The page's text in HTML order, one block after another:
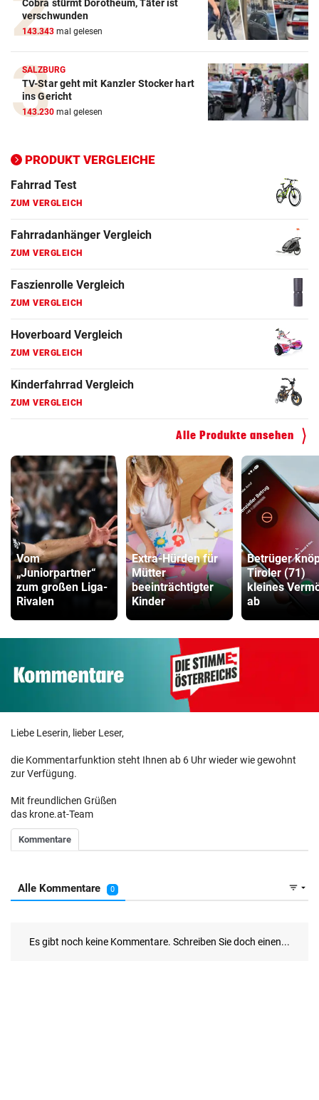
Cobra stürmt Dorotheum, Täter ist
verschwunden
143.343 mal gelesen
SALZBURG
TV-Star geht mit Kanzler Stocker hart
ins Gericht
143.230 mal gelesen
PRODUKT VERGLEICHE
ZUM VERGLEICH
E-Bike Vergleich
ZUM VERGLEICH
Elektro-Scooter Vergleich
ZUM VERGLEICH
ZUM VERGLEICH
Fahrrad Test
ZUM VERGLEICH
Fahrradanhänger Vergleich
ZUM VERGLEICH
Faszienrolle Vergleich
ZUM VERGLEICH
Hoverboard Vergleich
ZUM VERGLEICH
Kinderfahrrad Vergleich
ZUM VERGLEICH
Alle Produkte ansehen
Vom
„Juniorpartner“
zum großen Liga-
Rivalen
Extra-Hürden für
Mütter
beeinträchtigter
Kinder
Betrüger
Tiroler (71)
kleines
ab
Liebe Leserin, lieber Leser,
die Kommentarfunktion steht Ihnen ab 6 Uhr wieder wie gewohnt
zur Verfügung.
Mit freundlichen Grüßen
das krone.at-Team